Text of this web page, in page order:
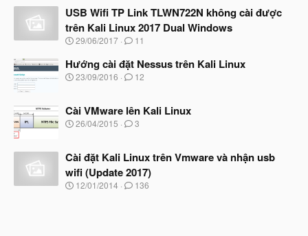
t
đ
ầ
u
y
b
ắ
t
ầ
u
USB Wifi TP Link TLWN722N không cài được
trên Kali Linux 2017 Dual Windows
N
à
y
b
t
đ
ầ
29/06/2017 11
Hướng cài đặt Nessus trên Kali Linux
N
y
b
ắ
đ
ầ
u
23/09/2016 12
Cài VMware lên Kali Linux
N
y
b
ắ
t
26/04/2015 3
Cài đặt Kali Linux trên Vmware và nhận usb
wifi (Update 2017)
N
12/01/2014 136